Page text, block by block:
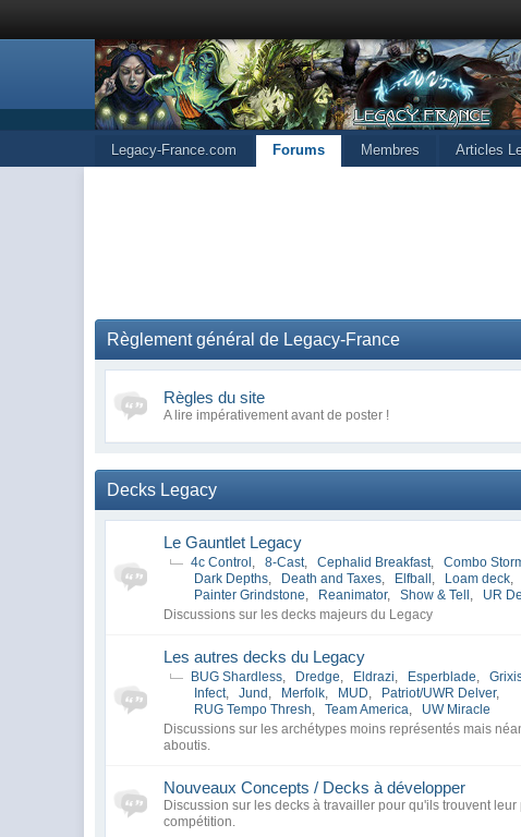
Legacy-France.com Forums Membres Articles
Règlement général de Legacy-France
Règles du site
A lire impérativement avant de poster !
Decks Legacy
Le Gauntlet Legacy
4c Control , 8-Cast, Cephalid Breakfast, Combo
Dark Depths, Death and Taxes, Elfball , Loam deck,
Painter Grindstone, Reanimator, Show & Tell ,
UR
Discussions sur les decks majeurs du Legacy
Les autres decks du Legacy
BUG Shardless, Dredge, Eldrazi, Esperblade,
Infect, Jund , Merfolk, MUD, Patriot/UWR Delver,
RUG Tempo Thresh, Team America,
UW Miracle
Discussions sur les archétypes moins représentés mais
aboutis.
Nouveaux Concepts / Decks à développer
Discussion sur les decks à travailler pour qu'ils trouvent leur
compétition.